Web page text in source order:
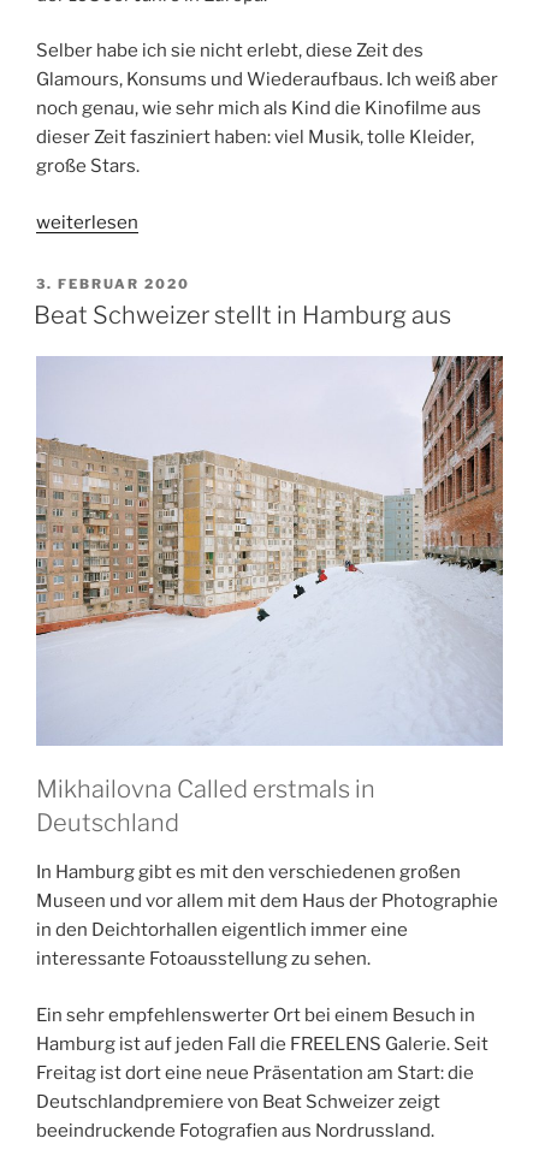
Selber habe ich sie nicht erlebt, diese Zeit des
Glamours, Konsums und Wiederaufbaus. Ich weiß aber
noch genau, wie sehr mich als Kind die Kinofilme aus
dieser Zeit fasziniert haben: viel Musik, tolle Kleider,
große Stars.
„Blue
Red
Panic:
Europa“
weiterlesen
VERÖFFENTLICHT
AM
3. FEBRUAR 2020
Beat Schweizer stellt in Hamburg aus
Mikhailovna Called erstmals in
Deutschland
In Hamburg gibt es mit den verschiedenen großen
Museen und vor allem mit dem Haus der Photographie
in den Deichtorhallen eigentlich immer eine
interessante Fotoausstellung zu sehen.
Ein sehr empfehlenswerter Ort bei einem Besuch in
Hamburg ist auf jeden Fall die FREELENS Galerie. Seit
Freitag ist dort eine neue Präsentation am Start: die
Deutschlandpremiere von Beat Schweizer zeigt
beeindruckende Fotografien aus Nordrussland.